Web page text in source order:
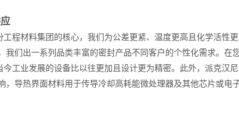
程材料集团的核心，我们为公差更紧、温度更高且化学活性
们出一系列品类丰富的密封产品不同客户的个性化需求。在
工业发展的设备比以往更加且设计更为精密。此外，派克汉
导热界面材料用于传导冷却高耗能微处理器及其他芯片或电子